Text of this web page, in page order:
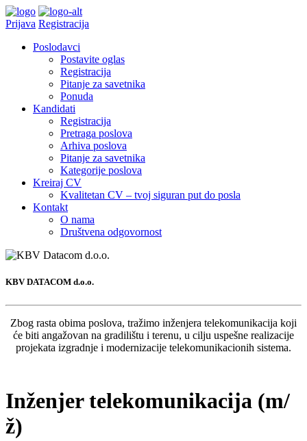
Prijava Registracija
Poslodavci
Postavite oglas
Registracija
Pitanje za savetnika
Ponuda
Kandidati
Registracija
Pretraga poslova
Arhiva poslova
Pitanje za savetnika
Kategorije poslova
Kreiraj CV
Kvalitetan CV – tvoj siguran put do posla
Kontakt
O nama
Društvena odgovornost
KBV DATACOM d.o.o.
Zbog rasta obima poslova, tražimo inženjera telekomunikacija koji
će biti angažovan na gradilištu i terenu, u cilju uspešne realizacije
projekata izgradnje i modernizacije telekomunikacionih sistema.
Inženjer telekomunikacija (m/
ž)